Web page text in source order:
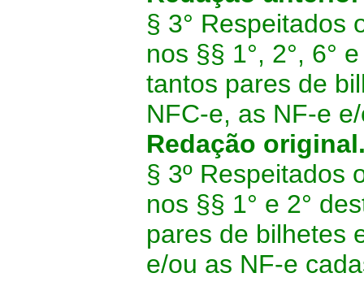
§ 3° Respeitados
nos §§ 1°, 2°, 6°
tantos pares de
NFC-e, as NF-e
Redação
§ 3º Respeitados
nos §§ 1° e 2°
pares de bilhetes
e/ou as NF-e